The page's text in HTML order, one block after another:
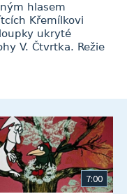
hlasem
Křemílkovi
ukryté
V. Čtvrtka. Režie
7:00